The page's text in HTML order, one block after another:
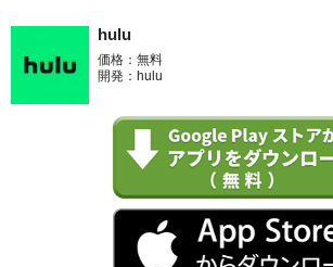
hulu
価格：無料
開発：hulu